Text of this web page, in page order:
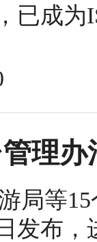
已成为
理
局等
发布